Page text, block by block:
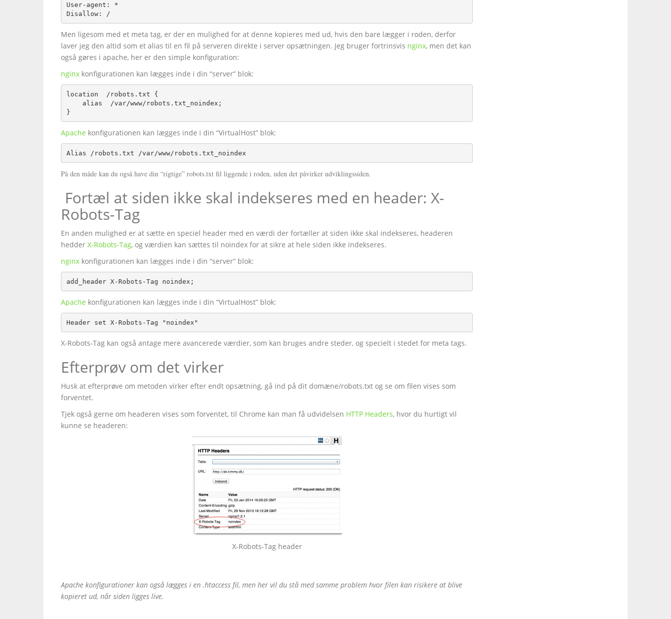
User-agent: *
Disallow: /
Men ligesom med et meta tag, er der en mulighed for at denne kopieres med ud, hvis den bare lægger i roden, derfor
laver jeg den altid som et alias til en fil på serveren direkte i server opsætningen. Jeg bruger fortrinsvis nginx, men det kan
også gøres i apache, her er den simple konfiguration:
nginx konfigurationen kan lægges inde i din “server” blok:
location  /robots.txt {
    alias  /var/www/robots.txt_noindex;
}
Apache konfigurationen kan lægges inde i din “VirtualHost” blok:
Alias /robots.txt /var/www/robots.txt_noindex
På den måde kan du også have din “rigtige” robots.txt fil liggende i roden, uden det påvirker udviklingssiden.
Fortæl at siden ikke skal indekseres med en header: X-
Robots-Tag
En anden mulighed er at sætte en speciel header med en værdi der fortæller at siden ikke skal indekseres, headeren
hedder X-Robots-Tag, og værdien kan sættes til noindex for at sikre at hele siden ikke indekseres.
nginx konfigurationen kan lægges inde i din “server” blok:
add_header X-Robots-Tag noindex;
Apache konfigurationen kan lægges inde i din “VirtualHost” blok:
Header set X-Robots-Tag "noindex"
X-Robots-Tag kan også antage mere avancerede værdier, som kan bruges andre steder, og specielt i stedet for meta tags.
Efterprøv om det virker
Husk at efterprøve om metoden virker efter endt opsætning, gå ind på dit domæne/robots.txt og se om filen vises som
forventet.
Tjek også gerne om headeren vises som forventet, til Chrome kan man få udvidelsen HTTP Headers, hvor du hurtigt vil
kunne se headeren:
X-Robots-Tag header
Apache konfigurationer kan også lægges i en .htaccess fil, men her vil du stå med samme problem hvor filen kan risikere at blive
kopieret ud, når siden ligges live.